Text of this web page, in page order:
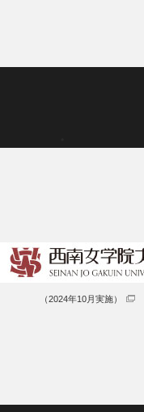
（2024年10月実施）